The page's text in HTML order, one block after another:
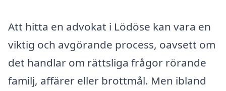
Att hitta en advokat i Lödöse kan vara en
viktig och avgörande process, oavsett om
det handlar om rättsliga frågor rörande
familj, affärer eller brottmål. Men ibland